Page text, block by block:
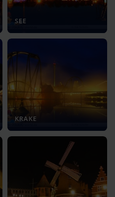
SEE
KRAKE